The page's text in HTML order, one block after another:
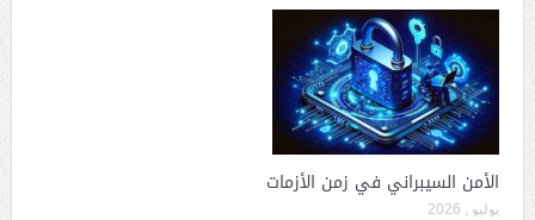
الأمن السيبراني في زمن الأزمات
يوليو , 2026